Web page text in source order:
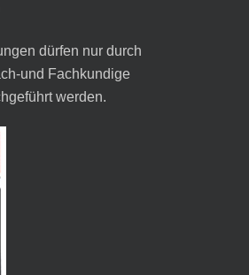
dürfen nur durch
und Fachkundige
werden.